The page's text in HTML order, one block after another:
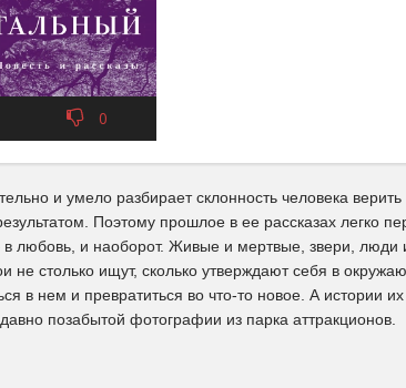
0
и умело разбирает склонность человека
Поэтому прошлое в ее рассказах легко
в любовь, и наоборот. Живые и мертвые, звери,
не столько ищут, сколько утверждают себя в
в нем и превратиться во что-то новое. А истории
позабытой фотографии из парка аттракционов.